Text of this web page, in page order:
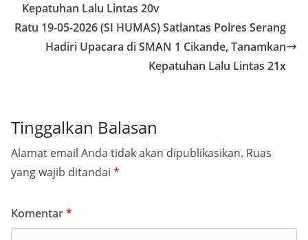
Kepatuhan Lalu Lintas 20v
Ratu 19-05-2026 (SI HUMAS) Satlantas Polres Serang
Hadiri Upacara di SMAN 1 Cikande, Tanamkan
Kepatuhan Lalu Lintas 21x
Tinggalkan Balasan
Alamat email Anda tidak akan dipublikasikan. Ruas
yang wajib ditandai *
Komentar*